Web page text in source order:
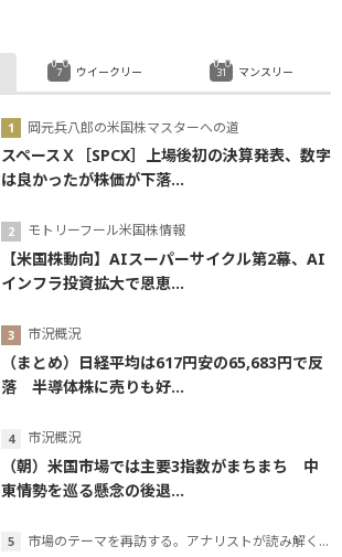
岡元兵八郎の米国株マスターへの道
スペースＸ［SPCX］上場後初の決算発表、数字
は良かったが株価が下落...
モトリーフール米国株情報
【米国株動向】AIスーパーサイクル第2幕、AI
インフラ投資拡大で恩恵...
市況概況
（まとめ）日経平均は617円安の65,683円で反
落 半導体株に売りも好...
市況概況
（朝）米国市場では主要3指数がまちまち 中
東情勢を巡る懸念の後退...
市場のテーマを再訪する。アナリストが読み解くテーマの本質
ウイークリー マンスリー